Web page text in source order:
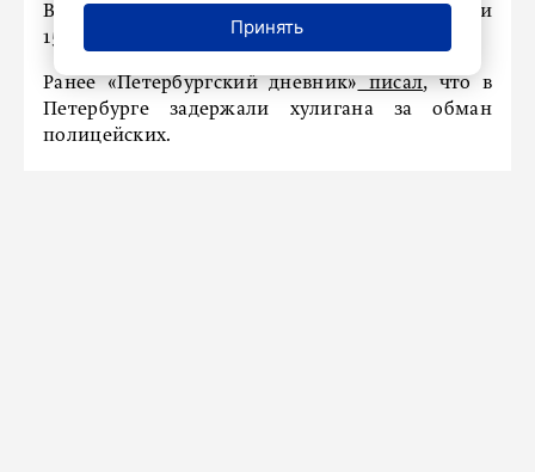
В тушении участвовали три единицы техники и
15 человек личного состава МЧС.
Ранее «Петербургский дневник» писал, что в
Петербурге задержали хулигана за обман
полицейских.
Принять